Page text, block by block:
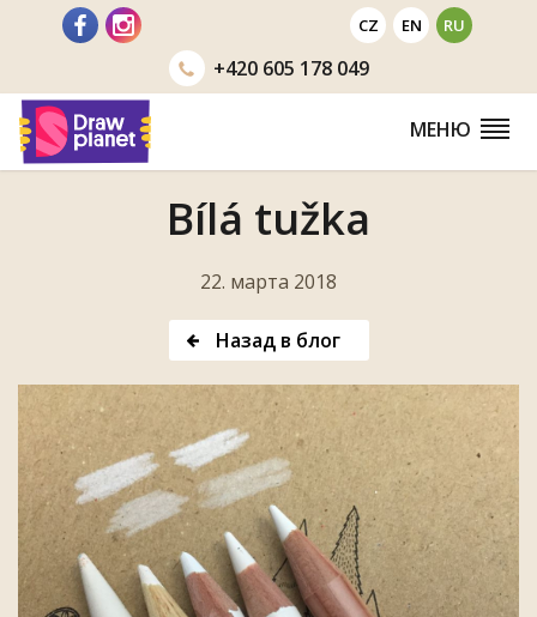
Перейти CZ EN RU
+420605 178 049
МЕНЮ
Bílá tužka
22. марта 2018
Назад в блог